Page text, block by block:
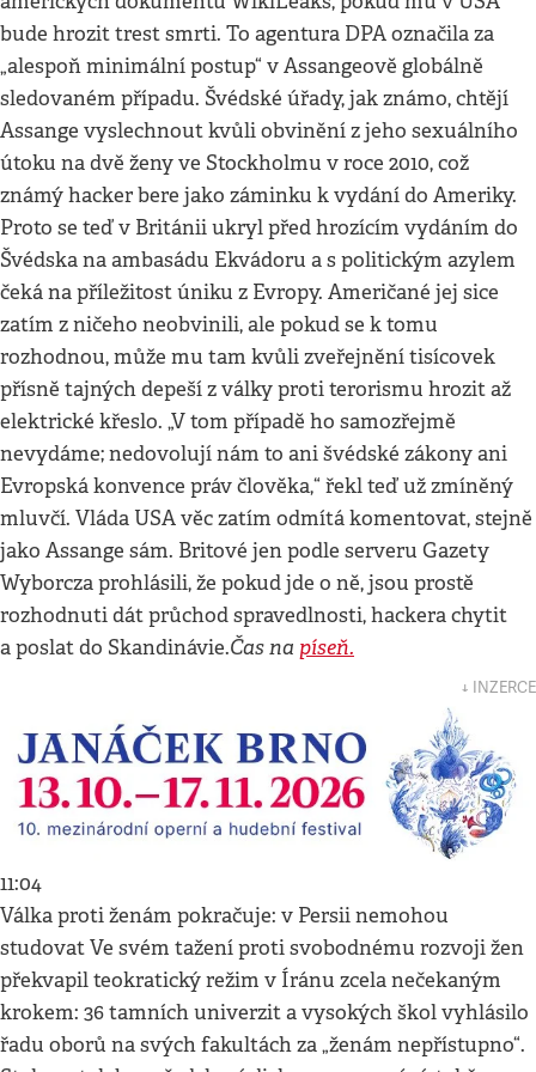
bude hrozit trest smrti. To agentura DPA označila za
„alespoň minimální postup“ v Assangeově globálně
sledovaném případu. Švédské úřady, jak známo, chtějí
Assange vyslechnout kvůli obvinění z jeho sexuálního
útoku na dvě ženy ve Stockholmu v roce 2010, což
známý hacker bere jako záminku k vydání do Ameriky.
Proto se teď v Británii ukryl před hrozícím vydáním do
Švédska na ambasádu Ekvádoru a s politickým azylem
čeká na příležitost úniku z Evropy. Američané jej sice
zatím z ničeho neobvinili, ale pokud se k tomu
rozhodnou, může mu tam kvůli zveřejnění tisícovek
přísně tajných depeší z války proti terorismu hrozit až
elektrické křeslo. „V tom případě ho samozřejmě
nevydáme; nedovolují nám to ani švédské zákony ani
Evropská konvence práv člověka,“ řekl teď už zmíněný
mluvčí. Vláda USA věc zatím odmítá komentovat, stejně
jako Assange sám. Britové jen podle serveru Gazety
Wyborcza prohlásili, že pokud jde o ně, jsou prostě
rozhodnuti dát průchod spravedlnosti, hackera chytit
a poslat do Skandinávie.Čas na píseň.
↓ INZERCE
11:04
Válka proti ženám pokračuje: v Persii nemohou
studovat Ve svém tažení proti svobodnému rozvoji žen
překvapil teokratický režim v Íránu zcela nečekaným
krokem: 36 tamních univerzit a vysokých škol vyhlásilo
řadu oborů na svých fakultách za „ženám nepřístupno“.